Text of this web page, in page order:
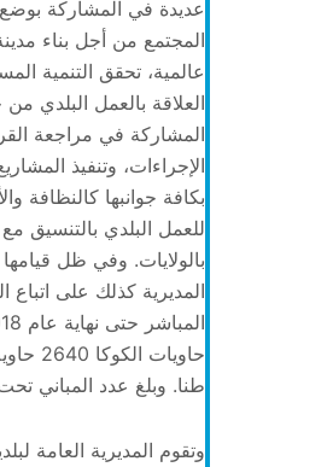
عديدة في المشاركة
المجتمع من أجل بناء
عالمية، تحقق التنمية
العلاقة بالعمل البلدي
المشاركة في مراجعة
الإجراءات، وتنفيذ
بكافة جوانبها كالنظافة
للعمل البلدي بالتنسيق
بالولايات. وفي ظل
المديرية كذلك على اتباع
طنا. وبلغ عدد المباني تحت التشييد خلال عام
وتقوم المديرية العامة